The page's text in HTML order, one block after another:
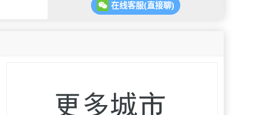
在线客服(直接聊)